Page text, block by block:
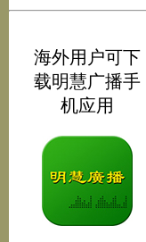
海外用户可下
载明慧广播手
机应用